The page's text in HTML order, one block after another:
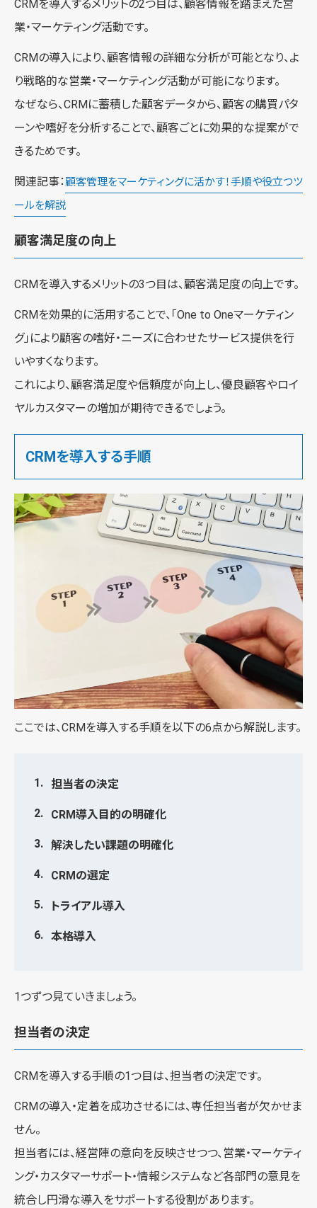
CRMを導入するメリットの2つ目は、顧客情報を踏まえた営
業・マーケティング活動です。
CRMの導入により、顧客情報の詳細な分析が可能となり、よ
り戦略的な営業・マーケティング活動が可能になります。
なぜなら、CRMに蓄積した顧客データから、顧客の購買パタ
ーンや嗜好を分析することで、顧客ごとに効果的な提案がで
きるためです。
関連記事： 顧客管理をマーケティングに活かす！手順や役立つツ
ールを解説
顧客満足度の向上
CRMを導入するメリットの3つ目は、顧客満足度の向上です。
CRMを効果的に活用することで、「One to Oneマーケティン
グ」により顧客の嗜好・ニーズに合わせたサービス提供を行
いやすくなります。
これにより、顧客満足度や信頼度が向上し、優良顧客やロイ
ヤルカスタマーの増加が期待できるでしょう。
CRMを導入する手順
ここでは、CRMを導入する手順を以下の6点から解説します。
担当者の決定
CRM導入目的の明確化
解決したい課題の明確化
CRMの選定
トライアル導入
本格導入
1つずつ見ていきましょう。
担当者の決定
CRMを導入する手順の1つ目は、担当者の決定です。
CRMの導入・定着を成功させるには、専任担当者が欠かせま
せん。
担当者には、経営陣の意向を反映させつつ、営業・マーケティ
ング・カスタマーサポート・情報システムなど各部門の意見を
統合し円滑な導入をサポートする役割があります。